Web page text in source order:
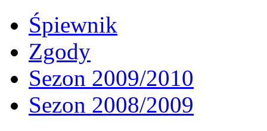
Śpiewnik
Zgody
Sezon 2009/2010
Sezon 2008/2009